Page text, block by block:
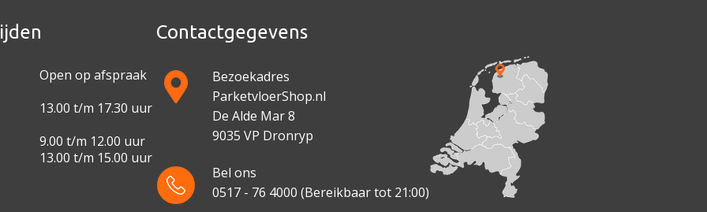
Open op afspraak
13.00 t/m 17.30 uur
9.00 t/m 12.00 uur
13.00 t/m 15.00 uur
Contactgegevens
Bezoekadres
ParketvloerShop.nl
De Alde Mar 8
9035 VP Dronryp
Bel ons
0517 - 76 4000 (Bereikbaar tot 21:00)